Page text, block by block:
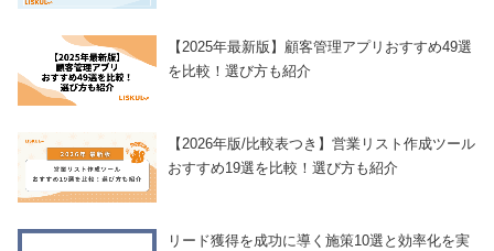
【2025年最新版】顧客管理アプリおすすめ49選
を比較！選び方も紹介
【2026年版/比較表つき】営業リスト作成ツール
おすすめ19選を比較！選び方も紹介
リード獲得を成功に導く施策10選と効率化を実